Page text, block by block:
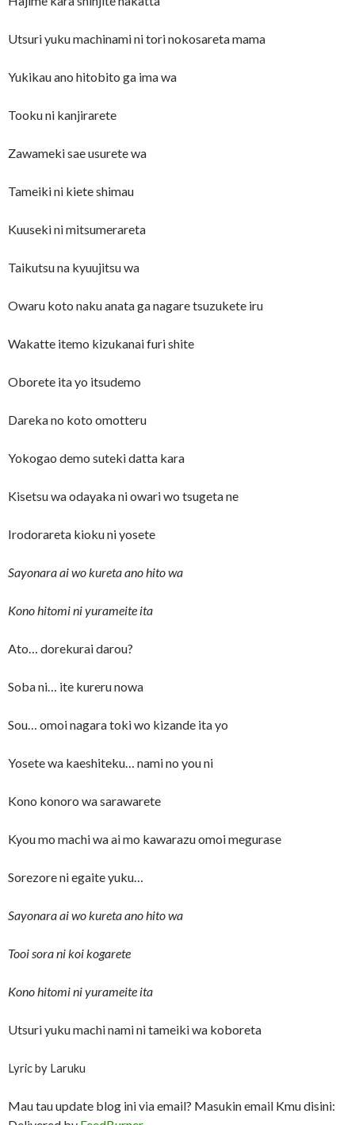
Utsuri yuku machinami ni tori nokosareta mama
Yukikau ano hitobito ga ima wa
Tooku ni kanjirarete
Zawameki sae usurete wa
Tameiki ni kiete shimau
Kuuseki ni mitsumerareta
Taikutsu na kyuujitsu wa
Owaru koto naku anata ga nagare tsuzukete iru
Wakatte itemo kizukanai furi shite
Oborete ita yo itsudemo
Dareka no koto omotteru
Yokogao demo suteki datta kara
Kisetsu wa odayaka ni owari wo tsugeta ne
Irodorareta kioku ni yosete
Sayonara ai wo kureta ano hito wa
Kono hitomi ni yurameite ita
Ato… dorekurai darou?
Soba ni… ite kureru nowa
Sou… omoi nagara toki wo kizande ita yo
Yosete wa kaeshiteku… nami no you ni
Kono konoro wa sarawarete
Kyou mo machi wa ai mo kawarazu omoi megurase
Sorezore ni egaite yuku…
Sayonara ai wo kureta ano hito wa
Tooi sora ni koi kogarete
Kono hitomi ni yurameite ita
Utsuri yuku machi nami ni tameiki wa koboreta
Lyric by Laruku
Mau tau update blog ini via email? Masukin email Kmu disini: